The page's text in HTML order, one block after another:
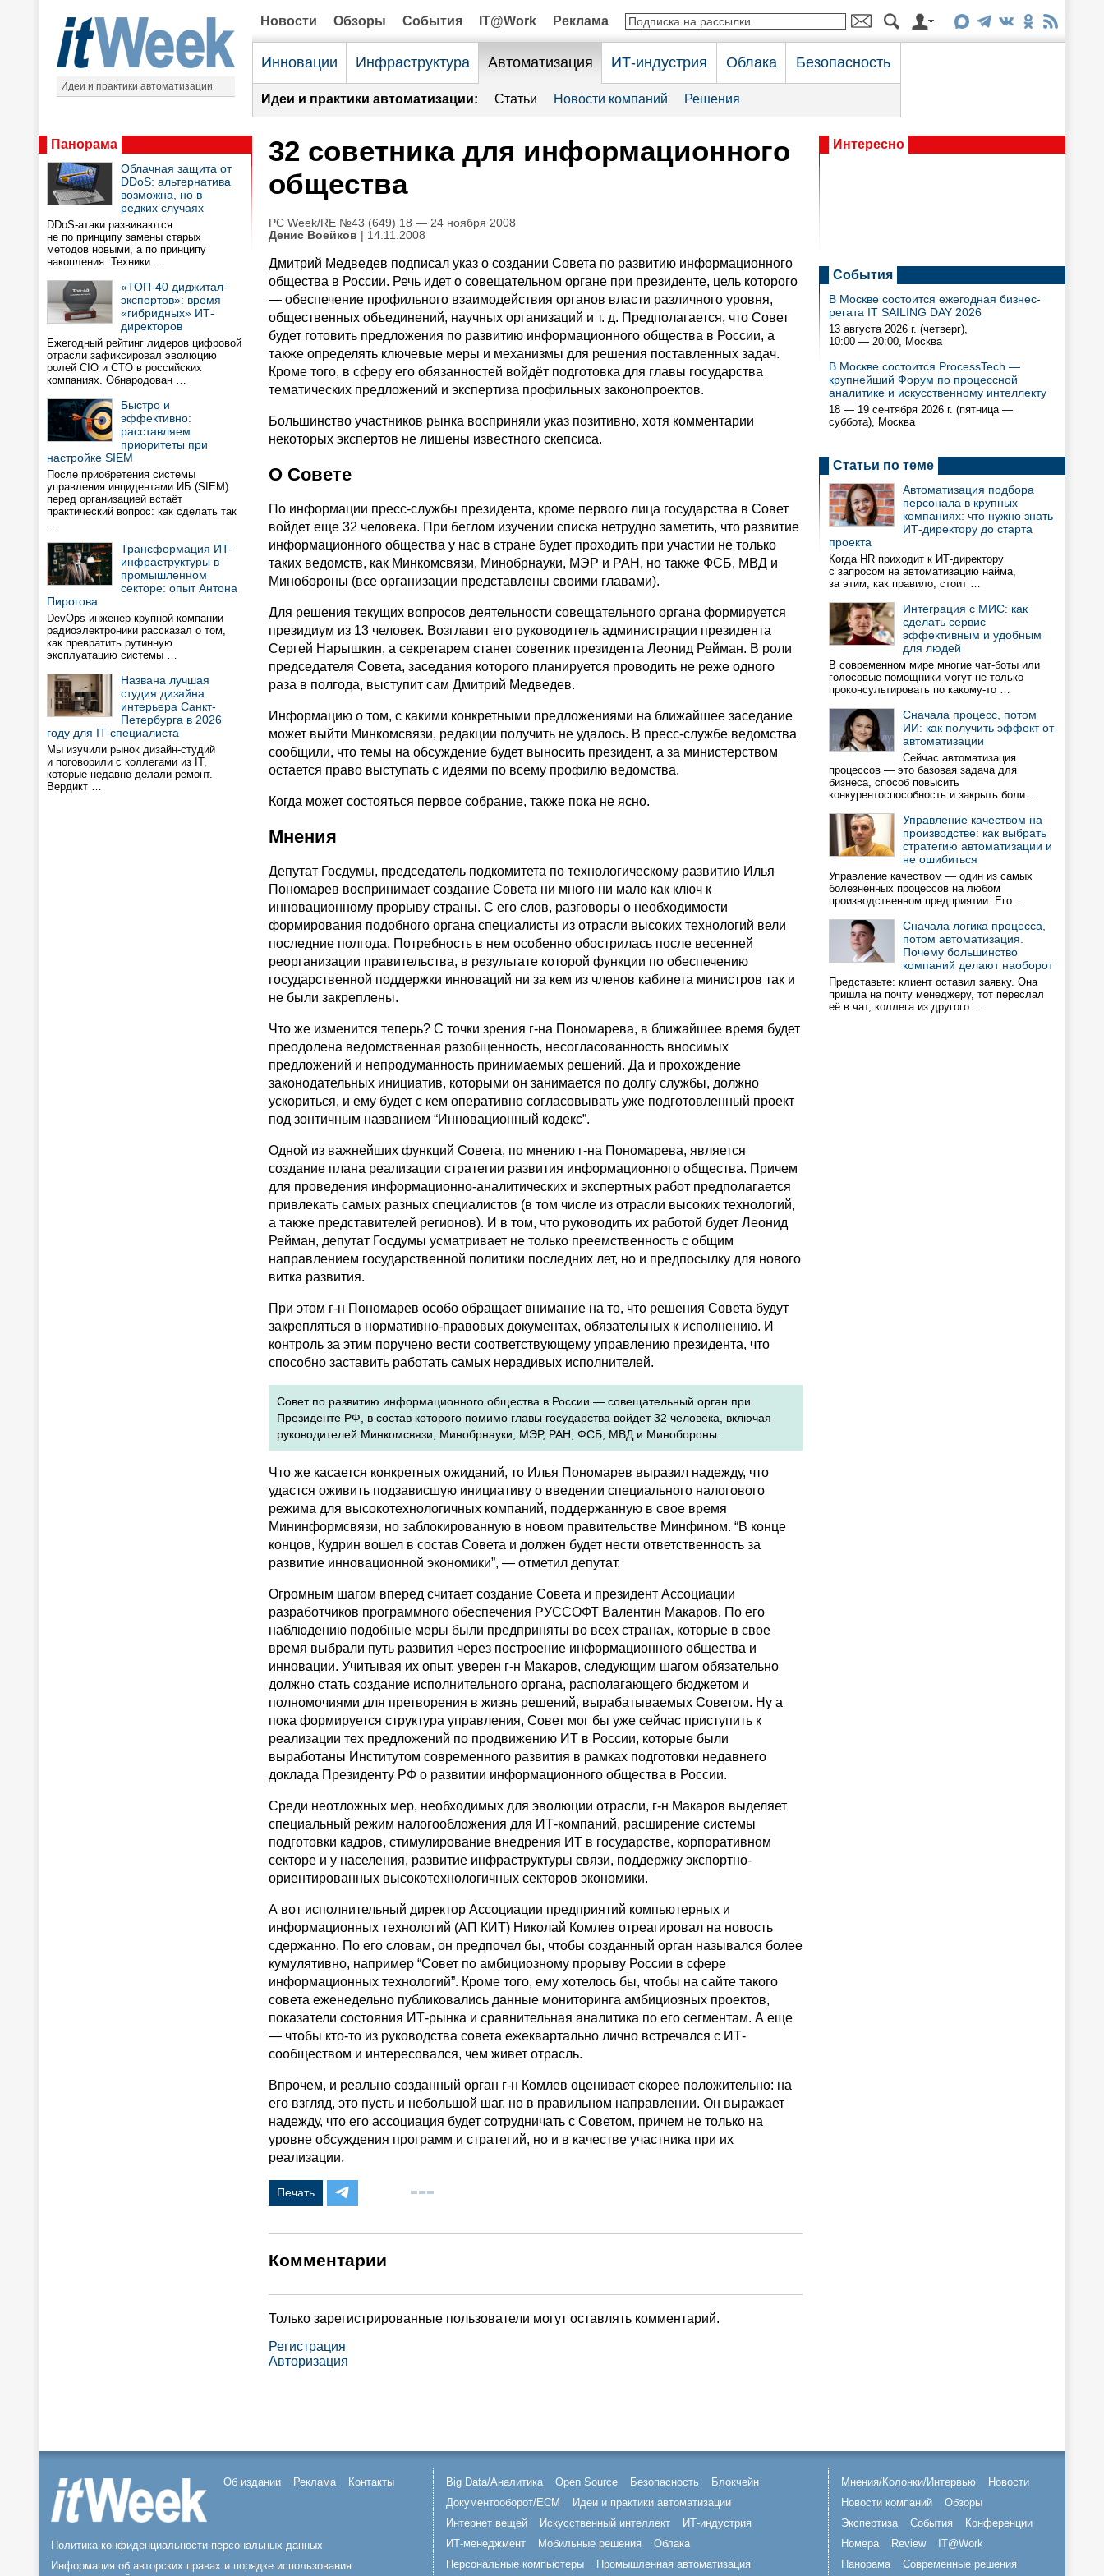
Идеи и практики автоматизации
Новости Обзоры События IT@Work Реклама
Инновации Инфраструктура Автоматизация ИТ-индустрия Облака Безопасность
Идеи и практики автоматизации: Статьи Новости компаний Решения
Панорама
Облачная защита от
DDoS: альтернатива
возможна, но в
редких случаях
DDoS-атаки развиваются
не по принципу замены старых
методов новыми, а по принципу
накопления. Техники …
«ТОП-40 диджитал-
экспертов»: время
«гибридных» ИТ-
директоров
Ежегодный рейтинг лидеров цифровой
отрасли зафиксировал эволюцию
ролей CIO и CTO в российских
компаниях. Обнародован …
Быстро и
эффективно:
расставляем
приоритеты при
настройке SIEM
После приобретения системы
управления инцидентами ИБ (SIEM)
перед организацией встаёт
практический вопрос: как сделать так
…
Трансформация ИТ-
инфраструктуры в
промышленном
секторе: опыт Антона
Пирогова
DevOps-инженер крупной компании
радиоэлектроники рассказал о том,
как превратить рутинную
эксплуатацию системы …
Названа лучшая
студия дизайна
интерьера Санкт-
Петербурга в 2026
году для IT-специалиста
Мы изучили рынок дизайн-студий
и поговорили с коллегами из IT,
которые недавно делали ремонт.
Вердикт …
32 советника для информационного
общества
PC Week/RE №43 (649) 18 — 24 ноября 2008
Денис Воейков | 14.11.2008
Дмитрий Медведев подписал указ о создании Совета по развитию информационного
общества в России. Речь идет о совещательном органе при президенте, цель которого
— обеспечение профильного взаимодействия органов власти различного уровня,
общественных объединений, научных организаций и т. д. Предполагается, что Совет
будет готовить предложения по развитию информационного общества в России, а
также определять ключевые меры и механизмы для решения поставленных задач.
Кроме того, в сферу его обязанностей войдёт подготовка для главы государства
тематических предложений и экспертиза профильных законопроектов.
Большинство участников рынка восприняли указ позитивно, хотя комментарии
некоторых экспертов не лишены известного скепсиса.
О Совете
По информации пресс-службы президента, кроме первого лица государства в Совет
войдет еще 32 человека. При беглом изучении списка нетрудно заметить, что развитие
информационного общества у нас в стране будет проходить при участии не только
таких ведомств, как Минкомсвязи, Минобрнауки, МЭР и РАН, но также ФСБ, МВД и
Минобороны (все организации представлены своими главами).
Для решения текущих вопросов деятельности совещательного органа формируется
президиум из 13 человек. Возглавит его руководитель администрации президента
Сергей Нарышкин, а секретарем станет советник президента Леонид Рейман. В роли
председателя Совета, заседания которого планируется проводить не реже одного
раза в полгода, выступит сам Дмитрий Медведев.
Информацию о том, с какими конкретными предложениями на ближайшее заседание
может выйти Минкомсвязи, редакции получить не удалось. В пресс-службе ведомства
сообщили, что темы на обсуждение будет выносить президент, а за министерством
остается право выступать с идеями по всему профилю ведомства.
Когда может состояться первое собрание, также пока не ясно.
Мнения
Депутат Госдумы, председатель подкомитета по технологическому развитию Илья
Пономарев воспринимает создание Совета ни много ни мало как ключ к
инновационному прорыву страны. С его слов, разговоры о необходимости
формирования подобного органа специалисты из отрасли высоких технологий вели
последние полгода. Потребность в нем особенно обострилась после весенней
реорганизации правительства, в результате которой функции по обеспечению
государственной поддержки инноваций ни за кем из членов кабинета министров так и
не были закреплены.
Что же изменится теперь? С точки зрения г-на Пономарева, в ближайшее время будет
преодолена ведомственная разобщенность, несогласованность вносимых
предложений и непродуманность принимаемых решений. Да и прохождение
законодательных инициатив, которыми он занимается по долгу службы, должно
ускориться, и ему будет с кем оперативно согласовывать уже подготовленный проект
под зонтичным названием “Инновационный кодекс”.
Одной из важнейших функций Совета, по мнению г-на Пономарева, является
создание плана реализации стратегии развития информационного общества. Причем
для проведения информационно-аналитических и экспертных работ предполагается
привлекать самых разных специалистов (в том числе из отрасли высоких технологий,
а также представителей регионов). И в том, что руководить их работой будет Леонид
Рейман, депутат Госдумы усматривает не только преемственность с общим
направлением государственной политики последних лет, но и предпосылку для нового
витка развития.
При этом г-н Пономарев особо обращает внимание на то, что решения Совета будут
закрепляться в нормативно-правовых документах, обязательных к исполнению. И
контроль за этим поручено вести соответствующему управлению президента, что
способно заставить работать самых нерадивых исполнителей.
Совет по развитию информационного общества в России — совещательный орган при
Президенте РФ, в состав которого помимо главы государства войдет 32 человека, включая
руководителей Минкомсвязи, Минобрнауки, МЭР, РАН, ФСБ, МВД и Минобороны.
Что же касается конкретных ожиданий, то Илья Пономарев выразил надежду, что
удастся оживить подзависшую инициативу о введении специального налогового
режима для высокотехнологичных компаний, поддержанную в свое время
Мининформсвязи, но заблокированную в новом правительстве Минфином. “В конце
концов, Кудрин вошел в состав Совета и должен будет нести ответственность за
развитие инновационной экономики”, — отметил депутат.
Огромным шагом вперед считает создание Совета и президент Ассоциации
разработчиков программного обеспечения РУССОФТ Валентин Макаров. По его
наблюдению подобные меры были предприняты во всех странах, которые в свое
время выбрали путь развития через построение информационного общества и
инновации. Учитывая их опыт, уверен г-н Макаров, следующим шагом обязательно
должно стать создание исполнительного органа, располагающего бюджетом и
полномочиями для претворения в жизнь решений, вырабатываемых Советом. Ну а
пока формируется структура управления, Совет мог бы уже сейчас приступить к
реализации тех предложений по продвижению ИТ в России, которые были
выработаны Институтом современного развития в рамках подготовки недавнего
доклада Президенту РФ о развитии информационного общества в России.
Среди неотложных мер, необходимых для эволюции отрасли, г-н Макаров выделяет
специальный режим налогообложения для ИТ-компаний, расширение системы
подготовки кадров, стимулирование внедрения ИТ в государстве, корпоративном
секторе и у населения, развитие инфраструктуры связи, поддержку экспортно-
ориентированных высокотехнологичных секторов экономики.
А вот исполнительный директор Ассоциации предприятий компьютерных и
информационных технологий (АП КИТ) Николай Комлев отреагировал на новость
сдержанно. По его словам, он предпочел бы, чтобы созданный орган назывался более
кумулятивно, например “Совет по амбициозному прорыву России в сфере
информационных технологий”. Кроме того, ему хотелось бы, чтобы на сайте такого
совета еженедельно публиковались данные мониторинга амбициозных проектов,
показатели состояния ИТ-рынка и сравнительная аналитика по его сегментам. А еще
— чтобы кто-то из руководства совета ежеквартально лично встречался с ИТ-
сообществом и интересовался, чем живет отрасль.
Впрочем, и реально созданный орган г-н Комлев оценивает скорее положительно: на
его взгляд, это пусть и небольшой шаг, но в правильном направлении. Он выражает
надежду, что его ассоциация будет сотрудничать с Советом, причем не только на
уровне обсуждения программ и стратегий, но и в качестве участника при их
реализации.
Печать
Комментарии
Только зарегистрированные пользователи могут оставлять комментарий.
Регистрация
Авторизация
Интересно
События
В Москве состоится ежегодная бизнес-
регата IT SAILING DAY 2026
13 августа 2026 г. (четверг),
10:00 — 20:00, Москва
В Москве состоится ProcessTech —
крупнейший Форум по процессной
аналитике и искусственному интеллекту
18 — 19 сентября 2026 г. (пятница —
суббота), Москва
Статьи по теме
Автоматизация подбора
персонала в крупных
компаниях: что нужно знать
ИТ-директору до старта
проекта
Когда HR приходит к ИТ-директору
с запросом на автоматизацию найма,
за этим, как правило, стоит …
Интеграция с МИС: как
сделать сервис
эффективным и удобным
для людей
В современном мире многие чат-боты или
голосовые помощники могут не только
проконсультировать по какому-то …
Сначала процесс, потом
ИИ: как получить эффект от
автоматизации
Сейчас автоматизация
процессов — это базовая задача для
бизнеса, способ повысить
конкурентоспособность и закрыть боли …
Управление качеством на
производстве: как выбрать
стратегию автоматизации и
не ошибиться
Управление качеством — один из самых
болезненных процессов на любом
производственном предприятии. Его …
Сначала логика процесса,
потом автоматизация.
Почему большинство
компаний делают наоборот
Представьте: клиент оставил заявку. Она
пришла на почту менеджеру, тот переслал
её в чат, коллега из другого …
Об издании Реклама Контакты
Политика конфиденциальности персональных данных
Информация об авторских правах и порядке использования
Big Data/Аналитика Open Source Безопасность
Блокчейн
Документооборот/ECM
Идеи и практики автоматизации
Интернет вещей
Искусственный интеллект
ИТ-индустрия
ИТ-менеджмент
Мобильные решения
Облака
Персональные компьютеры
Промышленная автоматизация
Мнения/Колонки/Интервью
Новости
Новости компаний
Обзоры
Экспертиза
События
Конференции
Номера
Review
IT@Work
Панорама
Современные решения